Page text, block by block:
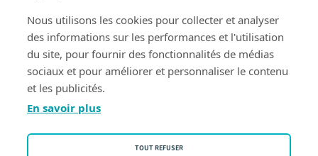
TROUVER UN NOTAIRE
Conditions d'utilisation
Nous utilisons les cookies pour collecter et analyser
des informations sur les performances et l'utilisation
du site, pour fournir des fonctionnalités de médias
sociaux et pour améliorer et personnaliser le contenu
et les publicités.
En savoir plus
TOUT REFUSER